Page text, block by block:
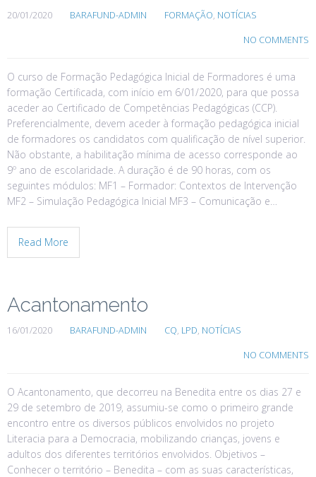
20/01/2020 BARAFUND-ADMIN FORMAÇÃO, NOTÍCIAS
NO COMMENTS
O curso de Formação Pedagógica Inicial de Formadores é uma
formação Certificada, com início em 6/01/2020, para que possa
aceder ao Certificado de Competências Pedagógicas (CCP).
Preferencialmente, devem aceder à formação pedagógica inicial
de formadores os candidatos com qualificação de nível superior.
Não obstante, a habilitação mínima de acesso corresponde ao
9º ano de escolaridade. A duração é de 90 horas, com os
seguintes módulos: MF1 – Formador: Contextos de Intervenção
MF2 – Simulação Pedagógica Inicial MF3 – Comunicação e…
Read More
Acantonamento
16/01/2020 BARAFUND-ADMIN CQ, LPD, NOTÍCIAS
NO COMMENTS
O Acantonamento, que decorreu na Benedita entre os dias 27 e
29 de setembro de 2019, assumiu-se como o primeiro grande
encontro entre os diversos públicos envolvidos no projeto
Literacia para a Democracia, mobilizando crianças, jovens e
adultos dos diferentes territórios envolvidos. Objetivos –
Conhecer o território – Benedita – com as suas características,